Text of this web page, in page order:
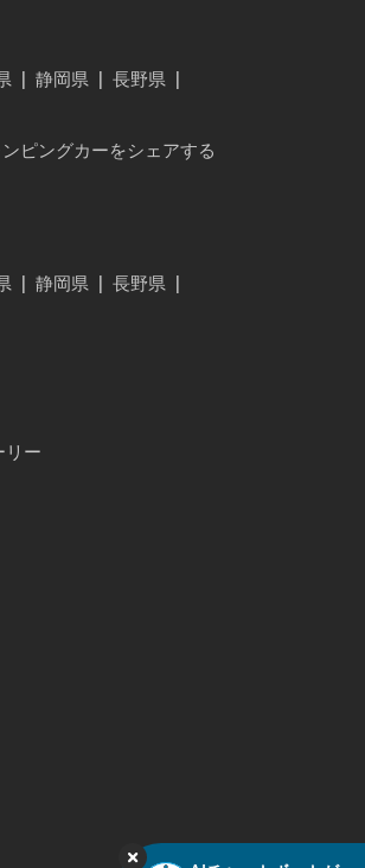
静岡県 長野県
ピングカーをシェアする
静岡県 長野県
リー